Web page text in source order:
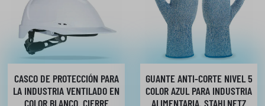
CASCO DE PROTECCIÓN PARA
LA INDUSTRIA VENTILADO EN
COLOR BLANCO, CIERRE
GUANTE ANTI-CORTE NIVEL 5
COLOR AZUL PARA INDUSTRIA
ALIMENTARIA. STAHLNETZ